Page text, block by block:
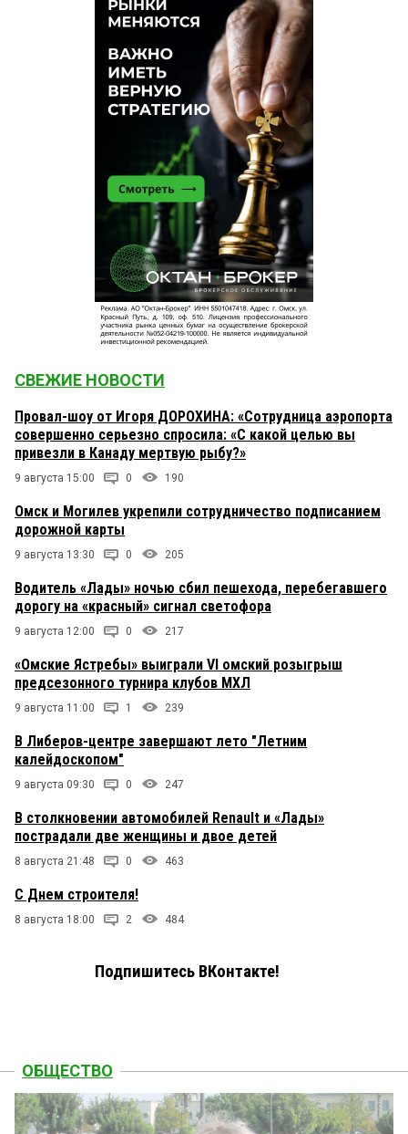
СВЕЖИЕ НОВОСТИ
Провал-шоу от Игоря ДОРОХИНА: «Сотрудница аэропорта
совершенно серьезно спросила: «С какой целью вы
привезли в Канаду мертвую рыбу?»
9 августа 15:00 0 190
Омск и Могилев укрепили сотрудничество подписанием
дорожной карты
9 августа 13:30 0 205
Водитель «Лады» ночью сбил пешехода, перебегавшего
дорогу на «красный» сигнал светофора
9 августа 12:00 0 217
«Омские Ястребы» выиграли VI омский розыгрыш
предсезонного турнира клубов МХЛ
9 августа 11:00 1 239
В Либеров-центре завершают лето "Летним
калейдоскопом"
9 августа 09:30 0 247
В столкновении автомобилей Renault и «Лады»
пострадали две женщины и двое детей
8 августа 21:48 0 463
С Днем строителя!
8 августа 18:00 2 484
Подпишитесь ВКонтакте!
ОБЩЕСТВО